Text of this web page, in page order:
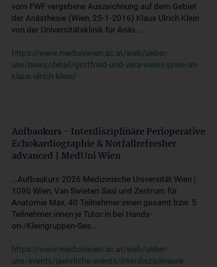
vom FWF vergebene Auszeichnung auf dem Gebiet
der Anästhesie (Wien, 25-1-2016) Klaus Ulrich Klein
von der Universitätsklinik für Anäs...
https://www.meduniwien.ac.at/web/ueber-
uns/news/detail/gottfried-und-vera-weiss-preis-an-
klaus-ulrich-klein/
Aufbaukurs - Interdisziplinäre Perioperative
Echokardiographie & Notfallrefresher
advanced | MedUni Wien
...Aufbaukurs 2026 Medizinische Universität Wien |
1090 Wien, Van Swieten Saal und Zentrum für
Anatomie Max. 40 Teilnehmer:innen gesamt bzw. 5
Teilnehmer:innen je Tutor:in bei Hands-
on-/Kleingruppen-Ses...
https://www.meduniwien.ac.at/web/ueber-
uns/events/jaehrliche-events/interdisziplinaere-